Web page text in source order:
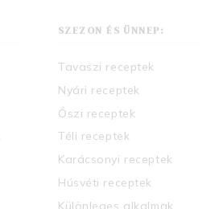
SZEZON ÉS ÜNNEP:
Tavaszi receptek
Nyári receptek
Őszi receptek
Téli receptek
Karácsonyi receptek
Húsvéti receptek
Különleges alkalmak